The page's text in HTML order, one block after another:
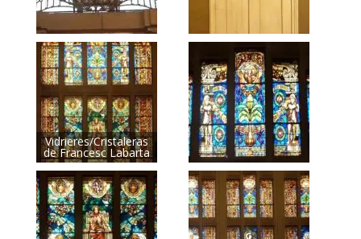
Vidrieres/Cristaleras
de Francesc Labarta